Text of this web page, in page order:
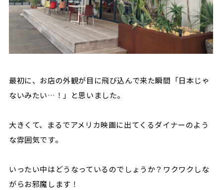
最初に、お店の外観が目に飛び込んで来た瞬間「日本じゃ
ないみたい…！」と思いました。
大きくて、まるでアメリカ映画に出てくるダイナーのよう
な雰囲気です。
いったい中はどうなっているのでしょうか？ ワクワクしな
がらお邪魔します！